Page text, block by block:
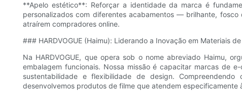
**Apelo estético**: Reforçar a identidade da marca é
personalizados com diferentes acabamentos — brilhante,
atraírem compradores online.
### HARDVOGUE (Haimu): Liderando a Inovação em Materiais
Na HARDVOGUE, que opera sob o nome abreviado Haimu,
embalagem funcionais. Nossa missão é capacitar marcas de
sustentabilidade e flexibilidade de design.
desenvolvemos produtos de filme que atendem especificamente